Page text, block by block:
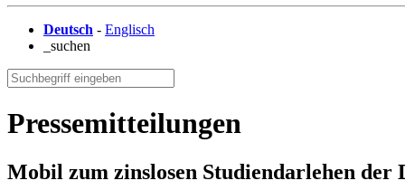
Deutsch - Englisch
_suchen
Pressemitteilungen
Mobil zum zinslosen Studiendarlehen der